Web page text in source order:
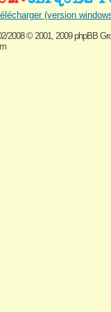
(version
2008© 2001, 2009 phpBB